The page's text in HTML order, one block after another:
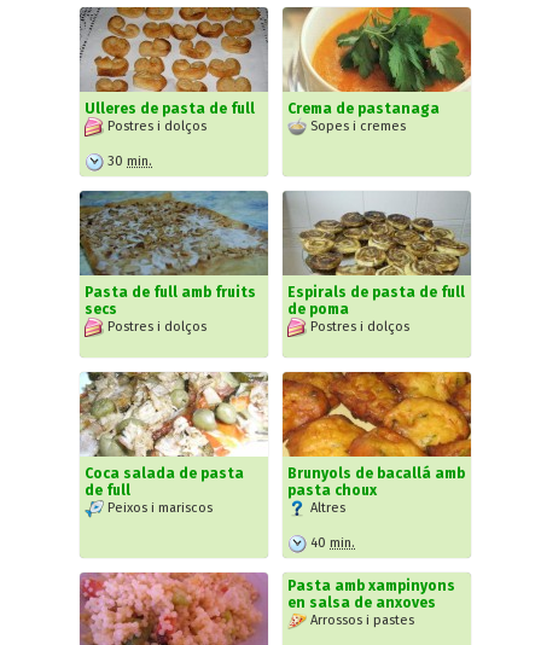
Ulleres de pasta de full
Postres i dolços
30 min.
Crema de pastanaga
Sopes i cremes
Pasta de full amb fruits
secs
Postres i dolços
Espirals de pasta de full
de poma
Postres i dolços
Coca salada de pasta
de full
Peixos i mariscos
Brunyols de bacallá amb
pasta choux
Altres
40 min.
Pasta amb xampinyons
en salsa de anxoves
Arrossos i pastes